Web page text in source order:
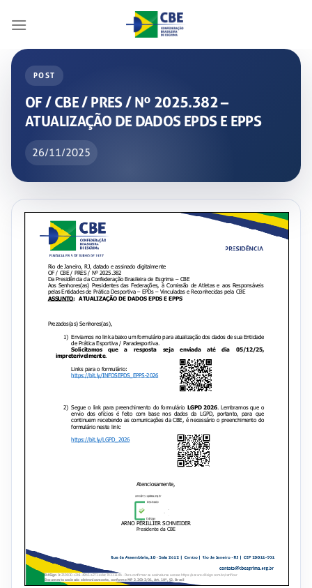
POST
OF / CBE / PRES / Nº 2025.382 –
ATUALIZAÇÃO DE DADOS EPDS E EPPS
26/11/2025